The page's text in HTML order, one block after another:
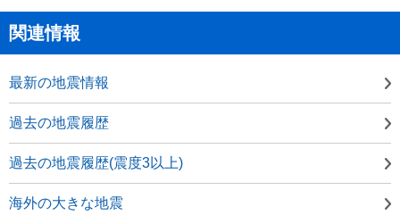
関連情報
最新の地震情報
過去の地震履歴
過去の地震履歴(震度3以上)
海外の大きな地震